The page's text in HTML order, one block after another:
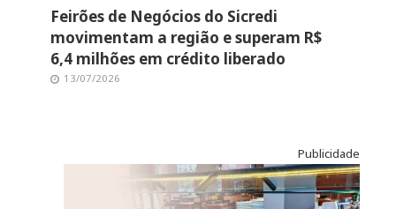
Feirões de Negócios do Sicredi
movimentam a região e superam R$
6,4 milhões em crédito liberado
13/07/2026
Publicidade